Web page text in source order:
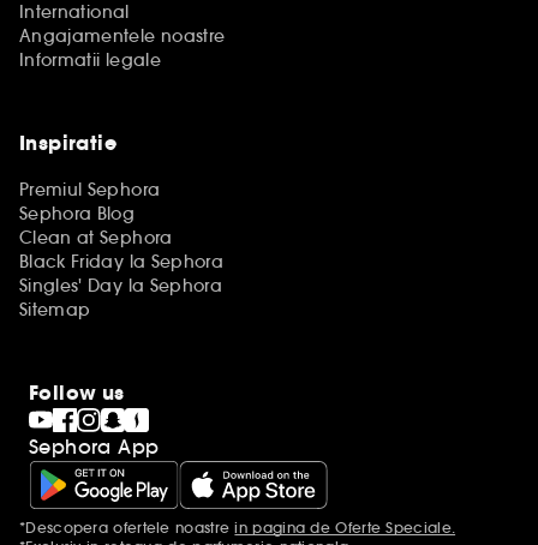
International
Angajamentele noastre
Informatii legale
Inspiratie
Premiul Sephora
Sephora Blog
Clean at Sephora
Black Friday la Sephora
Singles' Day la Sephora
Sitemap
Follow us
Sephora App
Mentiuni aditionale
*Descopera ofertele noastrein pagina de Oferte Speciale.